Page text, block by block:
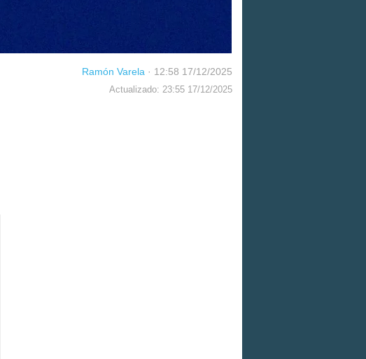
Ramón Varela · 12:58 17/12/2025
Actualizado: 23:55 17/12/2025